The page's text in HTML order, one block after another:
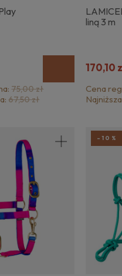
75,00 zł
67,50 zł
liną 3 m
170,10
Cena
-10%